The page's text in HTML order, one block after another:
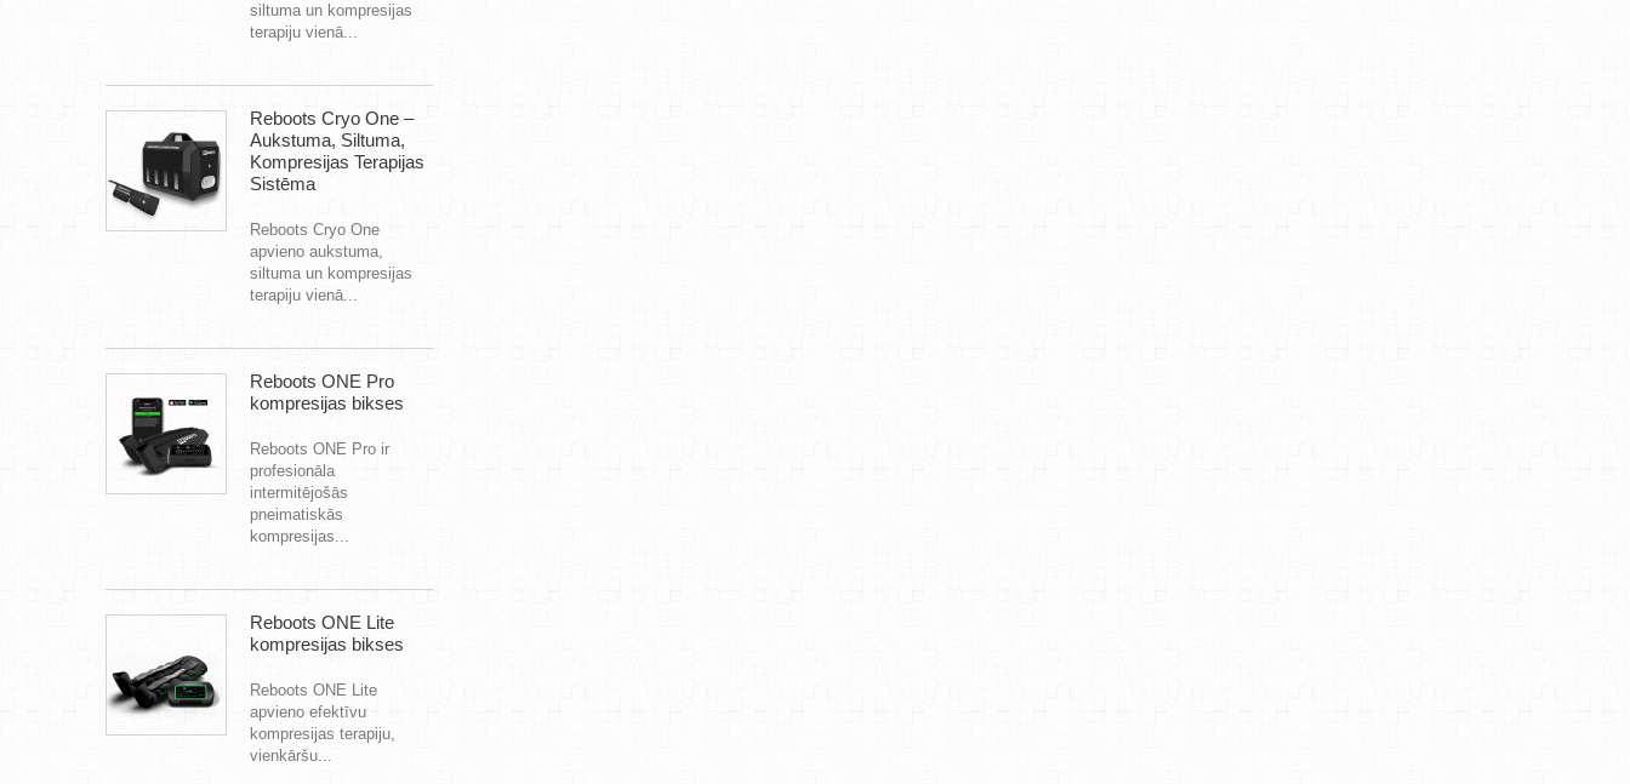
siltuma un kompresijas
terapiju vienā...
Reboots Cryo One –
Aukstuma, Siltuma,
Kompresijas Terapijas
Sistēma
Reboots Cryo One
apvieno aukstuma,
siltuma un kompresijas
terapiju vienā...
Reboots ONE Pro
kompresijas bikses
Reboots ONE Pro ir
profesionāla
intermitējošās
pneimatiskās
kompresijas...
Reboots ONE Lite
kompresijas bikses
Reboots ONE Lite
apvieno efektīvu
kompresijas terapiju,
vienkāršu...